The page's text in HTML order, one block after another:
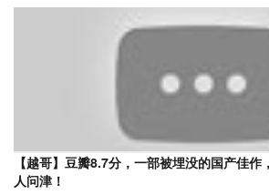
【越哥】豆瓣8.7分，一部被埋没的国产佳
人问津！